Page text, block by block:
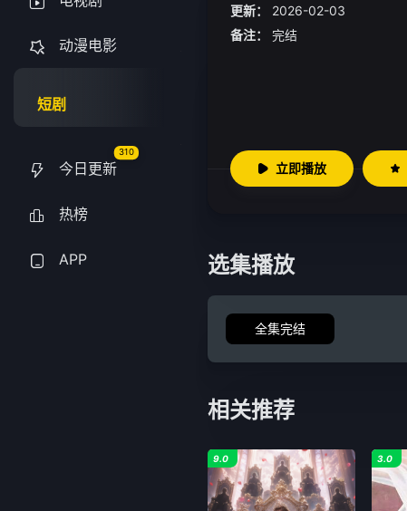
动漫电影
短剧
今日更新
310
热榜
APP
更新：
2026-02-03
备注：
完结
立即播放
选集播放
全集完结
相关推荐
9.0 3.0